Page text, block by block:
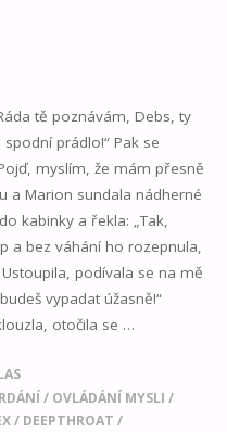
tě poznávám, Debs, ty
prádlo!“ Pak se
myslím, že mám přesně
a Marion sundala nádherné
kabinky a řekla: „Tak,
a bez váhání ho rozepnula,
podívala se na mě
vypadat úžasně!“
otočila se …
/ OVLÁDÁNÍ MYSLI /
/ DEEPTHROAT /